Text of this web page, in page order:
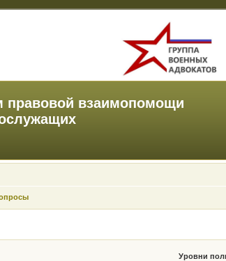
правовой взаимопомощи
Уровни